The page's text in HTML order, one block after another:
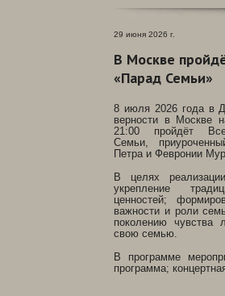
29 июня 2026 г.
В Москве
«Парад Семьи»
8 июля 2026 года в
верности в
21:00 пройдёт
Семьи,
Петра и Февронии
В целях
укрепление
ценностей;
важности и роли
поколению чувства
свою семью.
В программе
программа;